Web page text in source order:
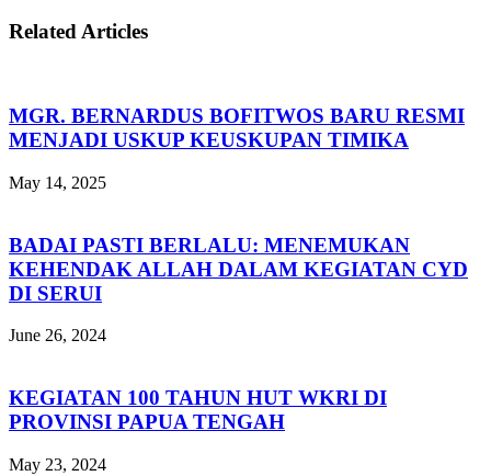
Related Articles
MGR. BERNARDUS BOFITWOS BARU RESMI
MENJADI USKUP KEUSKUPAN TIMIKA
May 14, 2025
BADAI PASTI BERLALU: MENEMUKAN
KEHENDAK ALLAH DALAM KEGIATAN CYD
DI SERUI
June 26, 2024
KEGIATAN 100 TAHUN HUT WKRI DI
PROVINSI PAPUA TENGAH
May 23, 2024